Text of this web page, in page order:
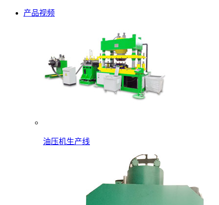
产品视频
油压机生产线